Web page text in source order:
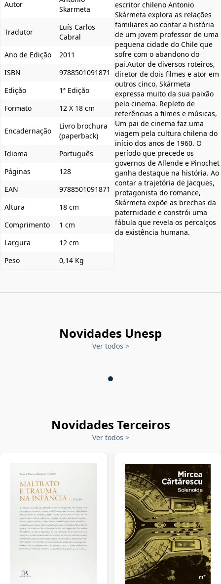
Autor
Skarmeta
Tradutor
Luís Carlos
Cabral
Ano de Edição
2011
ISBN
9788501091871
Edição
1ª Edição
Formato
12 X 18 cm
Encadernação
Livro brochura
(paperback)
Idioma
Português
Páginas
128
EAN
9788501091871
Altura
18 cm
Comprimento
1 cm
Largura
12 cm
Peso
0,14 Kg
escritor chileno Antonio
Skármeta explora as relações
familiares ao contar a história
de um jovem professor de uma
pequena cidade do Chile que
sofre com o abandono do
pai.Autor de diversos roteiros,
diretor de dois filmes e ator em
outros cinco, Skármeta
expressa muito da sua paixão
pelo cinema. Repleto de
referências a filmes e músicas,
Um pai de cinema faz uma
viagem pela cultura chilena do
início dos anos de 1960. O
período que precede os
governos de Allende e Pinochet
ganha destaque na história. Ao
contar a trajetória de Jacques,
protagonista do romance,
Skármeta expõe as brechas da
paternidade e constrói uma
fábula que revela os percalços
da existência humana.
Novidades Unesp
Ver todos >
Novidades Terceiros
Ver todos >